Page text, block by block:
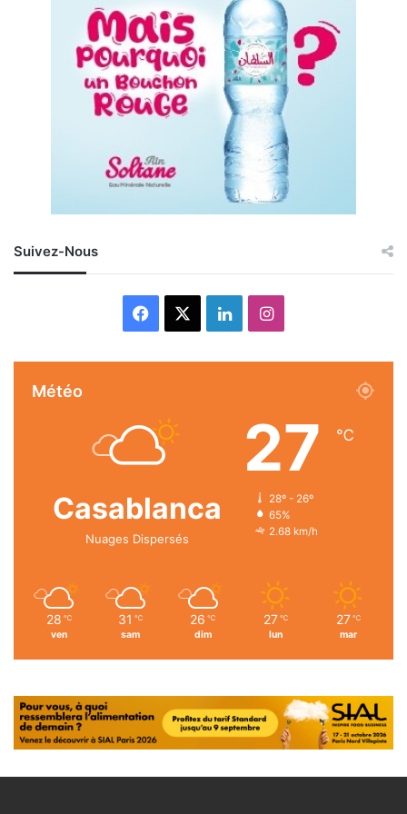
Suivez-Nous
Facebook LinkedinInstagram
Météo
Casablanca
Nuages Dispersés
27 ℃
28º - 26º
65%
2.68 km/h
28 ℃
ven
31 ℃
sam
26 ℃
dim
27 ℃
lun
27 ℃
mar